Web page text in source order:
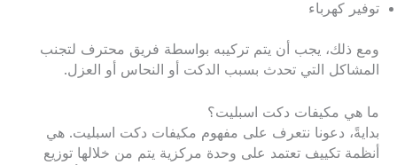
توفير كهرباء
ومع ذلك، يجب أن يتم تركيبه بواسطة فريق محترف لتجنب
المشاكل التي تحدث بسبب الدكت أو النحاس أو العزل.
ما هي مكيفات دكت اسبليت؟
بدايةً، دعونا نتعرف على مفهوم مكيفات دكت اسبليت. هي
أنظمة تكييف تعتمد على وحدة مركزية يتم من خلالها توزيع